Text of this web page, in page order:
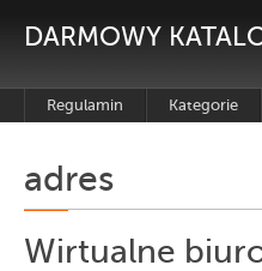
DARMOWY
Regulamin Kategorie
adres
Wirtualne